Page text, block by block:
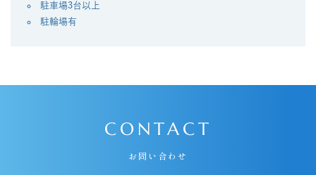
駐車場3台以上
駐輪場有
CONTACT
お問い合わせ